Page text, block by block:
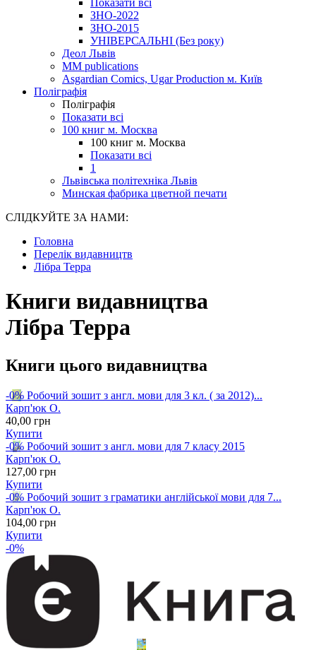
Показати всі
ЗНО-2022
ЗНО-2015
УНІВЕРСАЛЬНІ (Без року)
Деол Львів
MM publications
Asgardian Comics, Ugar Production м. Київ
Поліграфія
Поліграфія
Показати всі
100 книг м. Москва
100 книг м. Москва
Показати всі
1
Львівська політехніка Львів
Минская фабрика цветной печати
СЛІДКУЙТЕ ЗА НАМИ:
Головна
Перелік видавництв
Лібра Терра
Книги видавництва
Лібра Терра
Книги цього видавництва
-0% Робочий зошит з англ. мови для 3 кл. ( за 2012)...
Карп'юк О.
40,00 грн
Купити
-0% Робочий зошит з англ. мови для 7 класу 2015
Карп'юк О.
127,00 грн
Купити
-0% Робочий зошит з граматики англійської мови для 7...
Карп'юк О.
104,00 грн
Купити
-0%